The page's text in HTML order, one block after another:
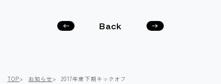
次の
Back
前の
TOP お知らせ 2017年度下期キックオフ